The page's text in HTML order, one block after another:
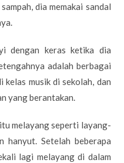
dia memakai sandal
dengan keras ketika dia
adalah berbagai
kelas musik di sekolah, dan
yang berantakan.
melayang seperti layang-
hanyut. Setelah beberapa
lagi melayang di dalam